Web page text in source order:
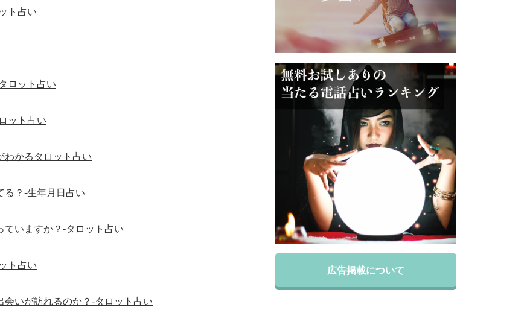
ト占い
ロット占い
ット占い
わかるタロット占い
る？-生年月日占い
ていますか？-タロット占い
ト占い
会いが訪れるのか？-タロット占い
広告掲載について